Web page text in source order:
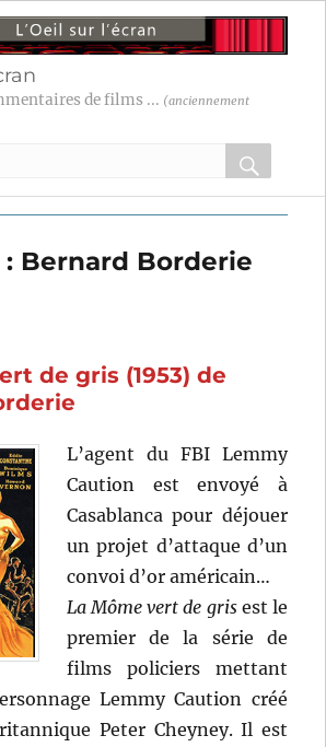
de films ... (anciennement
OK
Bernard Borderie
de gris (1953) de
L’agent du FBI Lemmy
Caution est envoyé à
Casablanca pour déjouer
un projet d’attaque d’un
convoi d’or américain…
La Môme vert de grisest le
premier de la série de
films policiers mettant
Lemmy Caution créé
Peter Cheyney. Il est